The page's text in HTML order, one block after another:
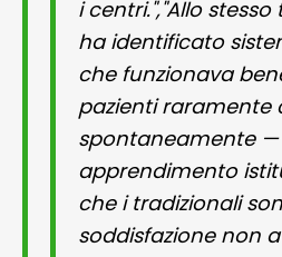
i centri.","Allo
ha identificato
che funzionava
pazienti raramente
spontaneamente
apprendimento
che i tradizionali
soddisfazione non